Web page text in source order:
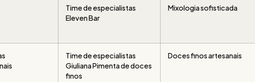
Time de especialistas
Eleven Bar
Mixologia sofisticada
Time de especialistas
Giuliana Pimenta de doces
finos
Doces finos artesanais